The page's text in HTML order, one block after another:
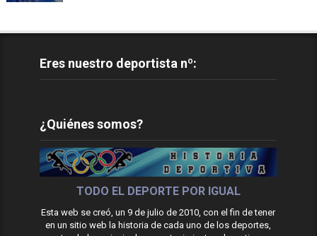
Eres nuestro deportista nº:
¿Quiénes somos?
TODO EL DEPORTE POR IGUAL
Esta web se creó, un 9 de julio de 2010, con el fin de tener
en un sitio web la historia de cada uno de los deportes,